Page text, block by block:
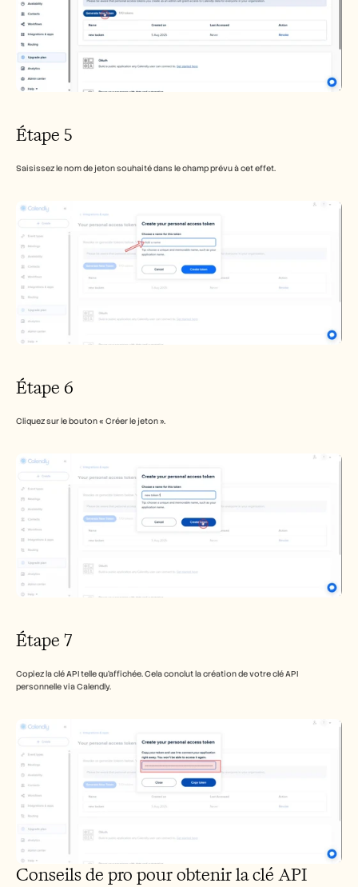
Étape 5
Saisissez le nom de jeton souhaité dans le champ prévu à cet effet.
Étape 6
Cliquez sur le bouton « Créer le jeton ».
Étape 7
Copiez la clé API telle qu'affichée. Cela conclut la création de votre clé API
personnelle via Calendly.
Conseils de pro pour obtenir la clé API